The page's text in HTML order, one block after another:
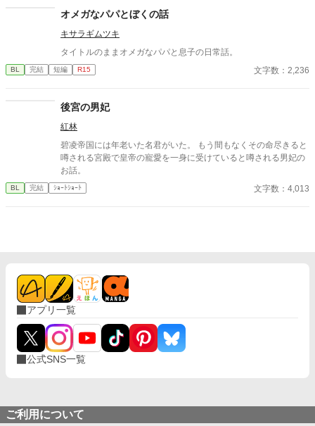
オメガなパパとぼくの話
キサラギムツキ
タイトルのままオメガなパパと息子の日常話。
BL 完結 短編 R15 文字数：2,236
後宮の男妃
紅林
碧凌帝国には年老いた名君がいた。 もう間もなくその命尽きると
噂される宮殿で皇帝の寵愛を一身に受けていると噂される男妃の
お話。
BL 完結 ｼｮｰﾄｼｮｰﾄ 文字数：4,013
アプリ一覧
公式SNS一覧
ご利用について